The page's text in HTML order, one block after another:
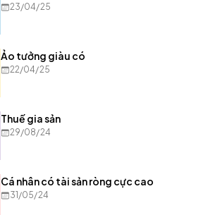
23/04/25
Ảo tưởng giàu có
22/04/25
Thuế gia sản
29/08/24
Cá nhân có tài sản ròng cực cao
31/05/24